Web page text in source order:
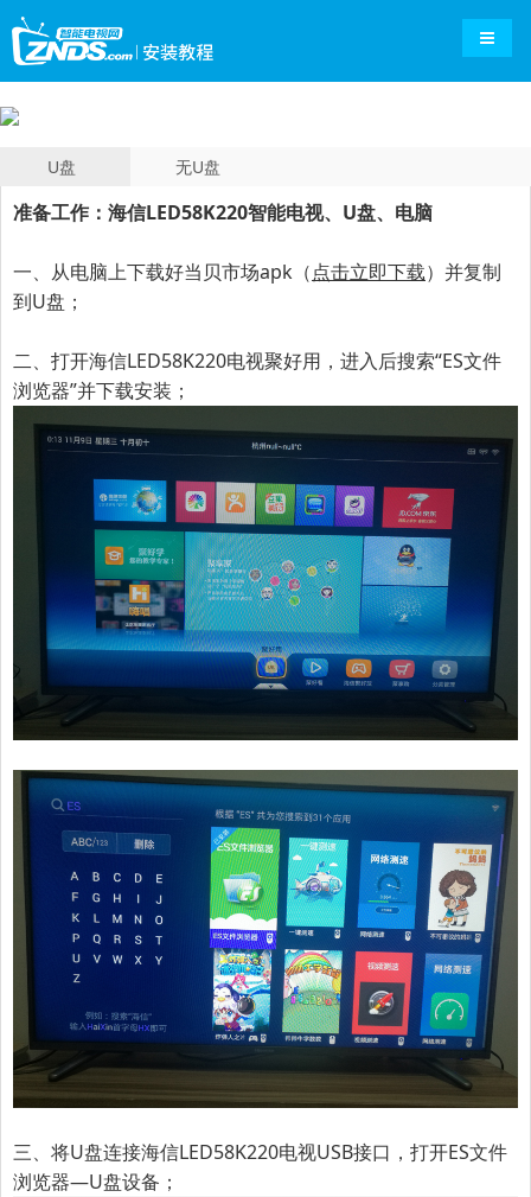
导航
U盘 无U盘
准备工作：海信LED58K220智能电视、U盘、电脑
一、 从电脑上下载好当贝市场apk（点击立即下载）并复制
到U盘；
二、打开海信LED58K220电视聚好用，进入后搜索“ES文件
浏览器”并下载安装；
三、将U盘连接海信LED58K220电视USB接口，打开ES文件
浏览器—U盘设备；